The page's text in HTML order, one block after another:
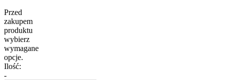
Przed
zakupem
produktu
wybierz
wymagane
opcje.
Ilość:
-